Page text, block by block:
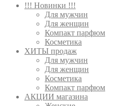
!!! Новинки !!!
Для мужчин
Для женщин
Компакт парфюм
Косметика
ХИТЫ продаж
Для мужчин
Для женщин
Косметика
Компакт парфюм
АКЦИИ магазина